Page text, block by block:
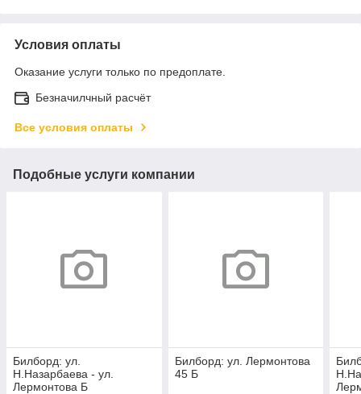
Условия оплаты
Оказание услуги только по предоплате.
Безначилчный расчёт
Все условия оплаты
Подобные услуги компании
Билборд: ул.
Н.Назарбаева - ул.
Лермонтова Б
Билборд: ул. Лермонтова
45 Б